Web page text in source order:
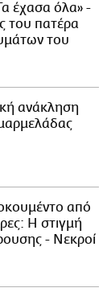
έχασα όλα» -
του πατέρα
του
ανάκληση
από
Η στιγμή
- Νεκροί